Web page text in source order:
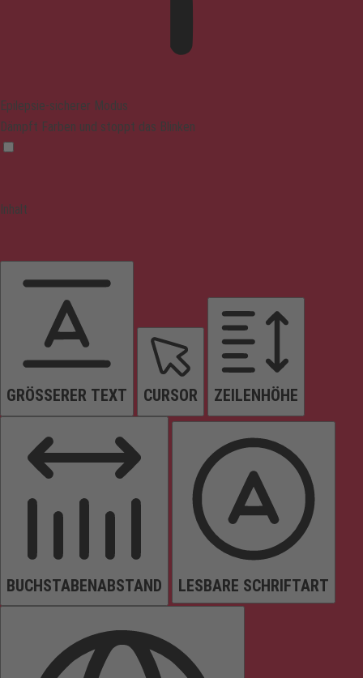
Epilepsie-sicherer Modus
Dämpft Farben und stoppt das Blinken
Inhalt
GRÖSSERER TEXT CURSOR ZEILENHÖHE
BUCHSTABENABSTAND LESBARE SCHRIFTART